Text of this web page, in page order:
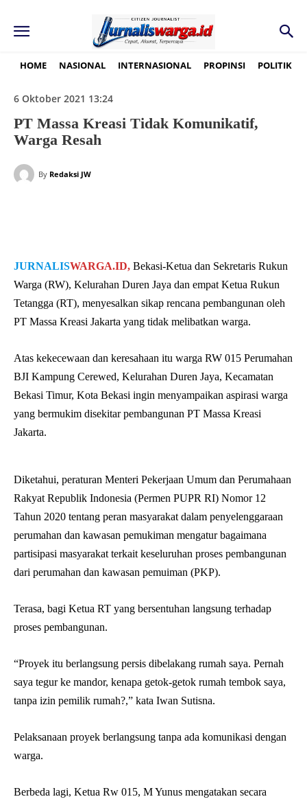
HOME NASIONAL INTERNASIONAL PROPINSI POLITIK
6 Oktober 2021 13:24
PT Massa Kreasi Tidak Komunikatif,
Warga Resah
By Redaksi JW
JURNALISWARGA.ID, Bekasi-Ketua dan Sekretaris Rukun
Warga (RW), Kelurahan Duren Jaya dan empat Ketua Rukun
Tetangga (RT), menyesalkan sikap rencana pembangunan oleh
PT Massa Kreasi Jakarta yang tidak melibatkan warga.
Atas kekecewaan dan keresahaan itu warga RW 015 Perumahan
BJI Kampung Cerewed, Kelurahan Duren Jaya, Kecamatan
Bekasi Timur, Kota Bekasi ingin menyampaikan aspirasi warga
yang bermukim disekitar pembangunan PT Massa Kreasi
Jakarta.
Diketahui, peraturan Menteri Pekerjaan Umum dan Perumahaan
Rakyat Republik Indonesia (Permen PUPR RI) Nomor 12
Tahun 2020 tentang peran masyarakat dalam penyelenggaraan
perumahan dan kawasan pemukiman mengatur bagaimana
partisipasi masyarakat terkait keseluruhan proses pembangunan
dari perumahan dan kawasan pemuiman (PKP).
Terasa, bagi Ketua RT yang bersentuhan langsung terhadap
proses pembangunan.
“Proyek itu berlangsung persis dibelakang rumah saya. Pernah
saya tegur ke mandor, kenapa getok-getok rumah tembok saya,
tanpa izin pemilik rumah?,” kata Iwan Sutisna.
Pelaksanaan proyek berlangsung tanpa ada komunikasi dengan
warga.
Berbeda lagi, Ketua Rw 015, M Yunus mengatakan secara